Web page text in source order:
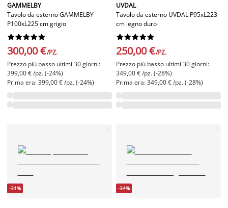
GAMMELBY
Tavolo da esterno GAMMELBY
P100xL225 cm grigio






300,00 €/PZ.
Prezzo più basso ultimi 30 giorni:
399,00 € /pz. (-24%)
Prima era: 399,00 € /pz. (-24%)
UVDAL
Tavolo da esterno UVDAL P95xL223
cm legno duro






250,00 €/PZ.
Prezzo più basso ultimi 30 giorni:
349,00 € /pz. (-28%)
Prima era: 349,00 € /pz. (-28%)
-31% -34%